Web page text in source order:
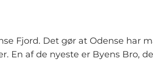
Fjord. Det gør at Odense har
af de nyeste er Byens Bro,